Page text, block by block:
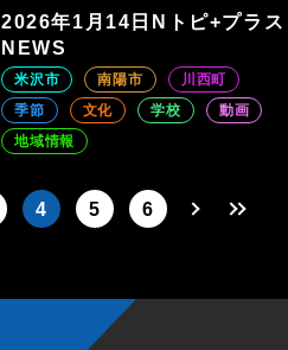
2026年1月14日Nトピ+プラス
NEWS
米沢市 南陽市
川西町
季節
文化 学校
動画
地域情報
4 5 6